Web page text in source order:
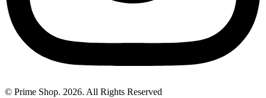
© Prime Shop. 2026. All Rights Reserved